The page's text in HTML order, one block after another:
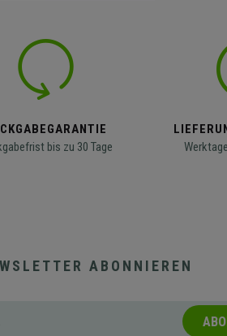
bis zu 30 Tage
ABONNIEREN